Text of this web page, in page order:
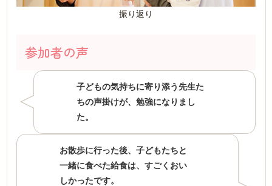
振り返り
参加者の声
子どもの気持ちに寄り添う先生た
ちの声掛けが、勉強になりまし
た。
お散歩に行った後、子どもたちと
一緒に食べた給食は、すごくおい
しかったです。